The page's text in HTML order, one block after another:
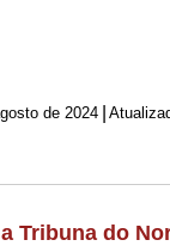
07 de agosto de 2024
Tribuna do